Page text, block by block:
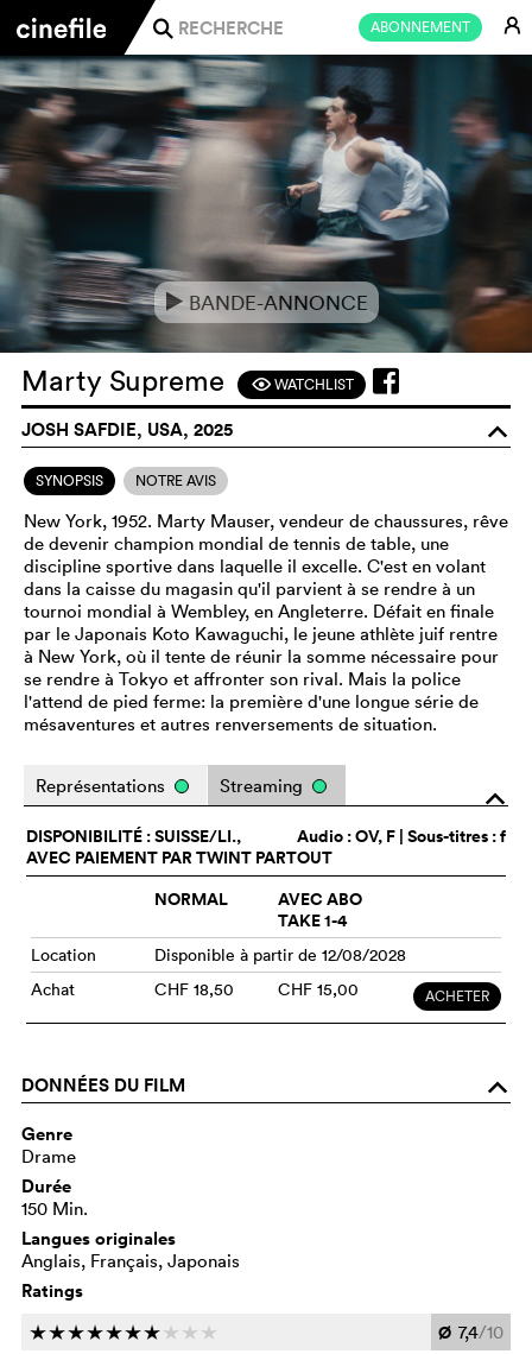
ABONNEMENT E
j
e BANDE-ANNONCE
Marty Supreme FWATCHLIST
JOSH SAFDIE, USA, 2025 o
SYNOPSIS NOTRE AVIS
New York, 1952. Marty Mauser, vendeur de chaussures, rêve
de devenir champion mondial de tennis de table, une
discipline sportive dans laquelle il excelle. C'est en volant
dans la caisse du magasin qu'il parvient à se rendre à un
tournoi mondial à Wembley, en Angleterre. Défait en finale
par le Japonais Koto Kawaguchi, le jeune athlète juif rentre
à New York, où il tente de réunir la somme nécessaire pour
se rendre à Tokyo et affronter son rival. Mais la police
l'attend de pied ferme: la première d'une longue série de
mésaventures et autres renversements de situation.
o
Représentations Streaming
Audio :OV, F | Sous-titres : f
DISPONIBILITÉ : SUISSE/LI.,
AVEC PAIEMENT PAR TWINT PARTOUT
NORMAL
AVEC ABO
TAKE 1-4
Location
Disponible à partir de 12/08/2028
Achat
CHF 18,50 CHF 15,00 ACHETER
DONNÉES DU FILM o
Genre
Drame
Durée
150 Min.
Langues originales
Anglais, Français, Japonais
Ratings
ccccccc c c c Ø 7,4/10